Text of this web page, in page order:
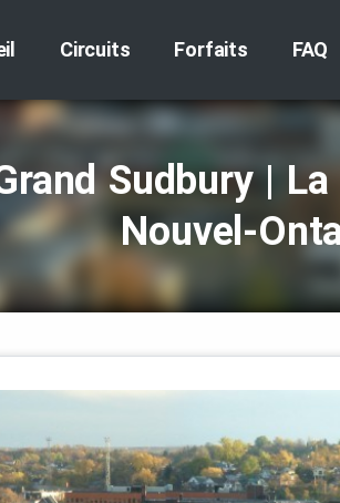
Circuits Forfaits FAQ
Sudbury |